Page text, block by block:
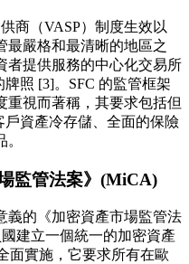
商（VASP）制度生效以
最嚴格和最清晰的地區之
者提供服務的中心化交易所
照 [3]。SFC 的監管框架
重視而著稱，其要求包括但
戶資產冷存儲、全面的保險
監管法案》(MiCA)
義的《加密資產市場監管法
建立一個統一的加密資產
面實施，它要求所有在歐